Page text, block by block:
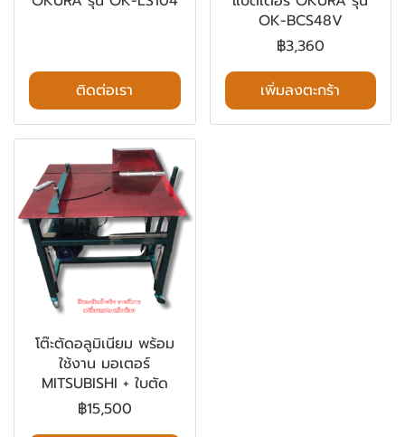
ติดต่อเรา
OK-BCS48V
฿3,360
เพิ่มลงตะกร้า
โต๊ะตัดอลูมิเนียม พร้อม
ใช้งาน มอเตอร์
MITSUBISHI + ใบตัด
฿15,500